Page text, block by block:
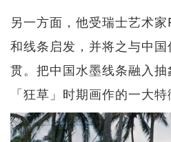
另一方面，他受瑞士艺术
和线条启发，并将之与中
贯。把中国水墨线条融入
「狂草」时期画作的一大特